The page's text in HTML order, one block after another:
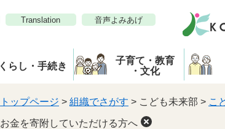
Translation 音声よみあげ
くらし・手続き
子育て・教育
・文化
トップページ > 組織でさがす > こども未来部 > こ
お金を寄附していただける方へ